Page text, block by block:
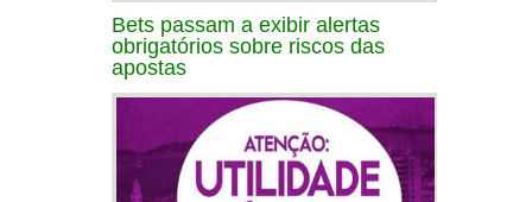
Bets passam a exibir alertas
obrigatórios sobre riscos das
apostas